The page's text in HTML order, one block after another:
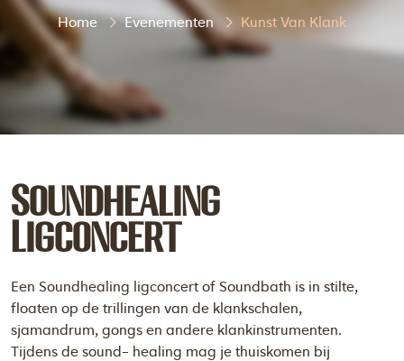
Home Evenementen Kunst Van Klank
Soundhealing
Ligconcert
Een Soundhealing ligconcert of Soundbath is in stilte,
floaten op de trillingen van de klankschalen,
sjamandrum, gongs en andere klankinstrumenten.
Tijdens de sound- healing mag je thuiskomen bij